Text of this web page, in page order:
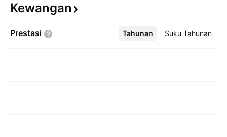
Kewangan
Prestasi Tahunan Suku Tahunan
Lebih